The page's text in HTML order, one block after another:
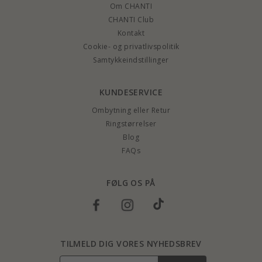
Om CHANTI
CHANTI Club
Kontakt
Cookie- og privatlivspolitik
Samtykkeindstillinger
KUNDESERVICE
Ombytning eller Retur
Ringstørrelser
Blog
FAQs
FØLG OS PÅ
TILMELD DIG VORES NYHEDSBREV